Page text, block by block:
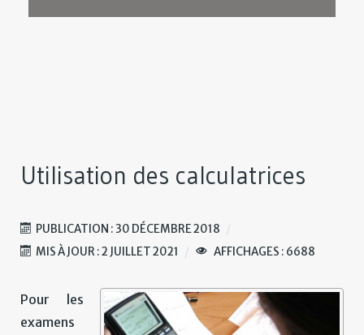
Utilisation des calculatrices
PUBLICATION : 30 DÉCEMBRE 2018
MIS À JOUR : 2 JUILLET 2021
AFFICHAGES : 6688
Pour les
examens